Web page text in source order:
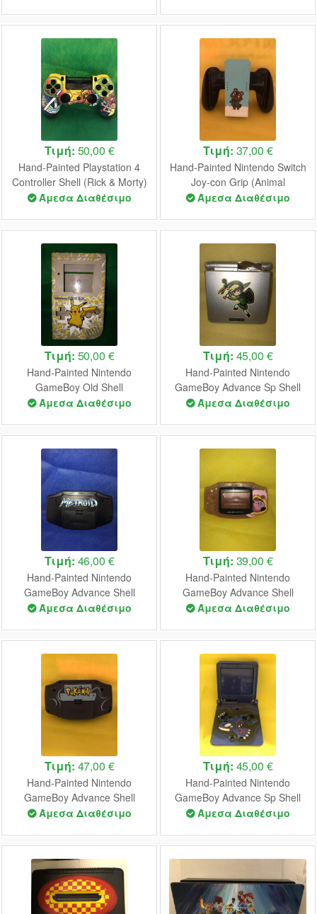
Τιμή: 50,00 €
Hand-Painted Playstation 4
Controller Shell (Rick & Morty)
Άμεσα Διαθέσιμο
Τιμή: 37,00 €
Hand-Painted Nintendo Switch
Joy-con Grip (Animal
Crossing)
Άμεσα Διαθέσιμο
Τιμή: 50,00 €
Hand-Painted Nintendo
GameBoy Old Shell
(Pokemon)
Άμεσα Διαθέσιμο
Τιμή: 45,00 €
Hand-Painted Nintendo
GameBoy Advance Sp Shell
(Zelda Minish Cap)
Άμεσα Διαθέσιμο
Τιμή: 46,00 €
Hand-Painted Nintendo
GameBoy Advance Shell
(Metroid Fusion)
Άμεσα Διαθέσιμο
Τιμή: 39,00 €
Hand-Painted Nintendo
GameBoy Advance Shell
(Kirby)
Άμεσα Διαθέσιμο
Τιμή: 47,00 €
Hand-Painted Nintendo
GameBoy Advance Shell
(Pokemon)
Άμεσα Διαθέσιμο
Τιμή: 45,00 €
Hand-Painted Nintendo
GameBoy Advance Sp Shell
(Pokemon)
Άμεσα Διαθέσιμο